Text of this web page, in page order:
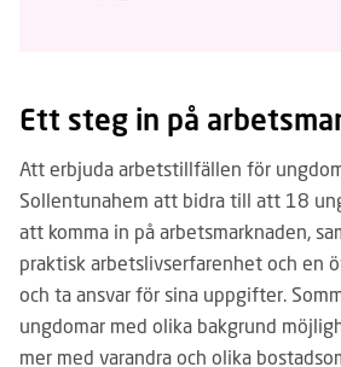
Ett steg in på
Att erbjuda arbetstillfällen för
Sollentunahem att bidra till att 18
att komma in på arbetsmarknaden,
praktisk arbetslivserfarenhet och en
och ta ansvar för sina uppgifter.
ungdomar med olika bakgrund
mer med varandra och olika